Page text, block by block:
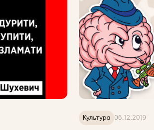
Культура 06.12.2019